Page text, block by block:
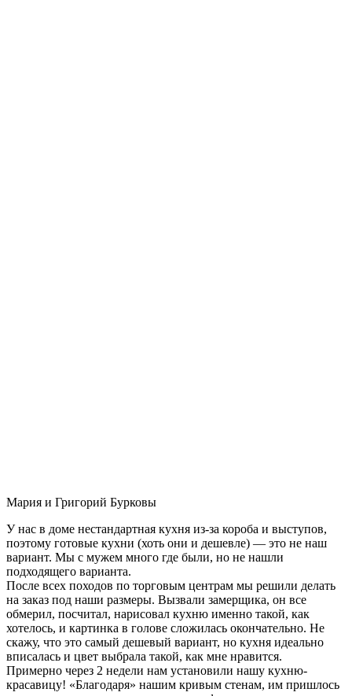
Мария и Григорий Бурковы
У нас в доме нестандартная кухня из-за короба и выступов,
поэтому готовые кухни (хоть они и дешевле) — это не наш
вариант. Мы с мужем много где были, но не нашли
подходящего варианта.
После всех походов по торговым центрам мы решили делать
на заказ под наши размеры. Вызвали замерщика, он все
обмерил, посчитал, нарисовал кухню именно такой, как
хотелось, и картинка в голове сложилась окончательно. Не
скажу, что это самый дешевый вариант, но кухня идеально
вписалась и цвет выбрала такой, как мне нравится.
Примерно через 2 недели нам установили нашу кухню-
красавицу! «Благодаря» нашим кривым стенам, им пришлось